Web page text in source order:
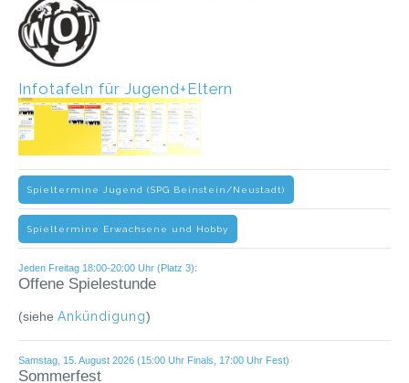
Infotafeln für Jugend+Eltern
Spieltermine Jugend (SPG Beinstein/Neustadt)
Spieltermine Erwachsene und Hobby
Jeden Freitag 18:00-20:00 Uhr (Platz 3):
Offene Spielestunde
(siehe Ankündigung)
Samstag, 15. August 2026 (15:00 Uhr Finals, 17:00 Uhr Fest)
Sommerfest